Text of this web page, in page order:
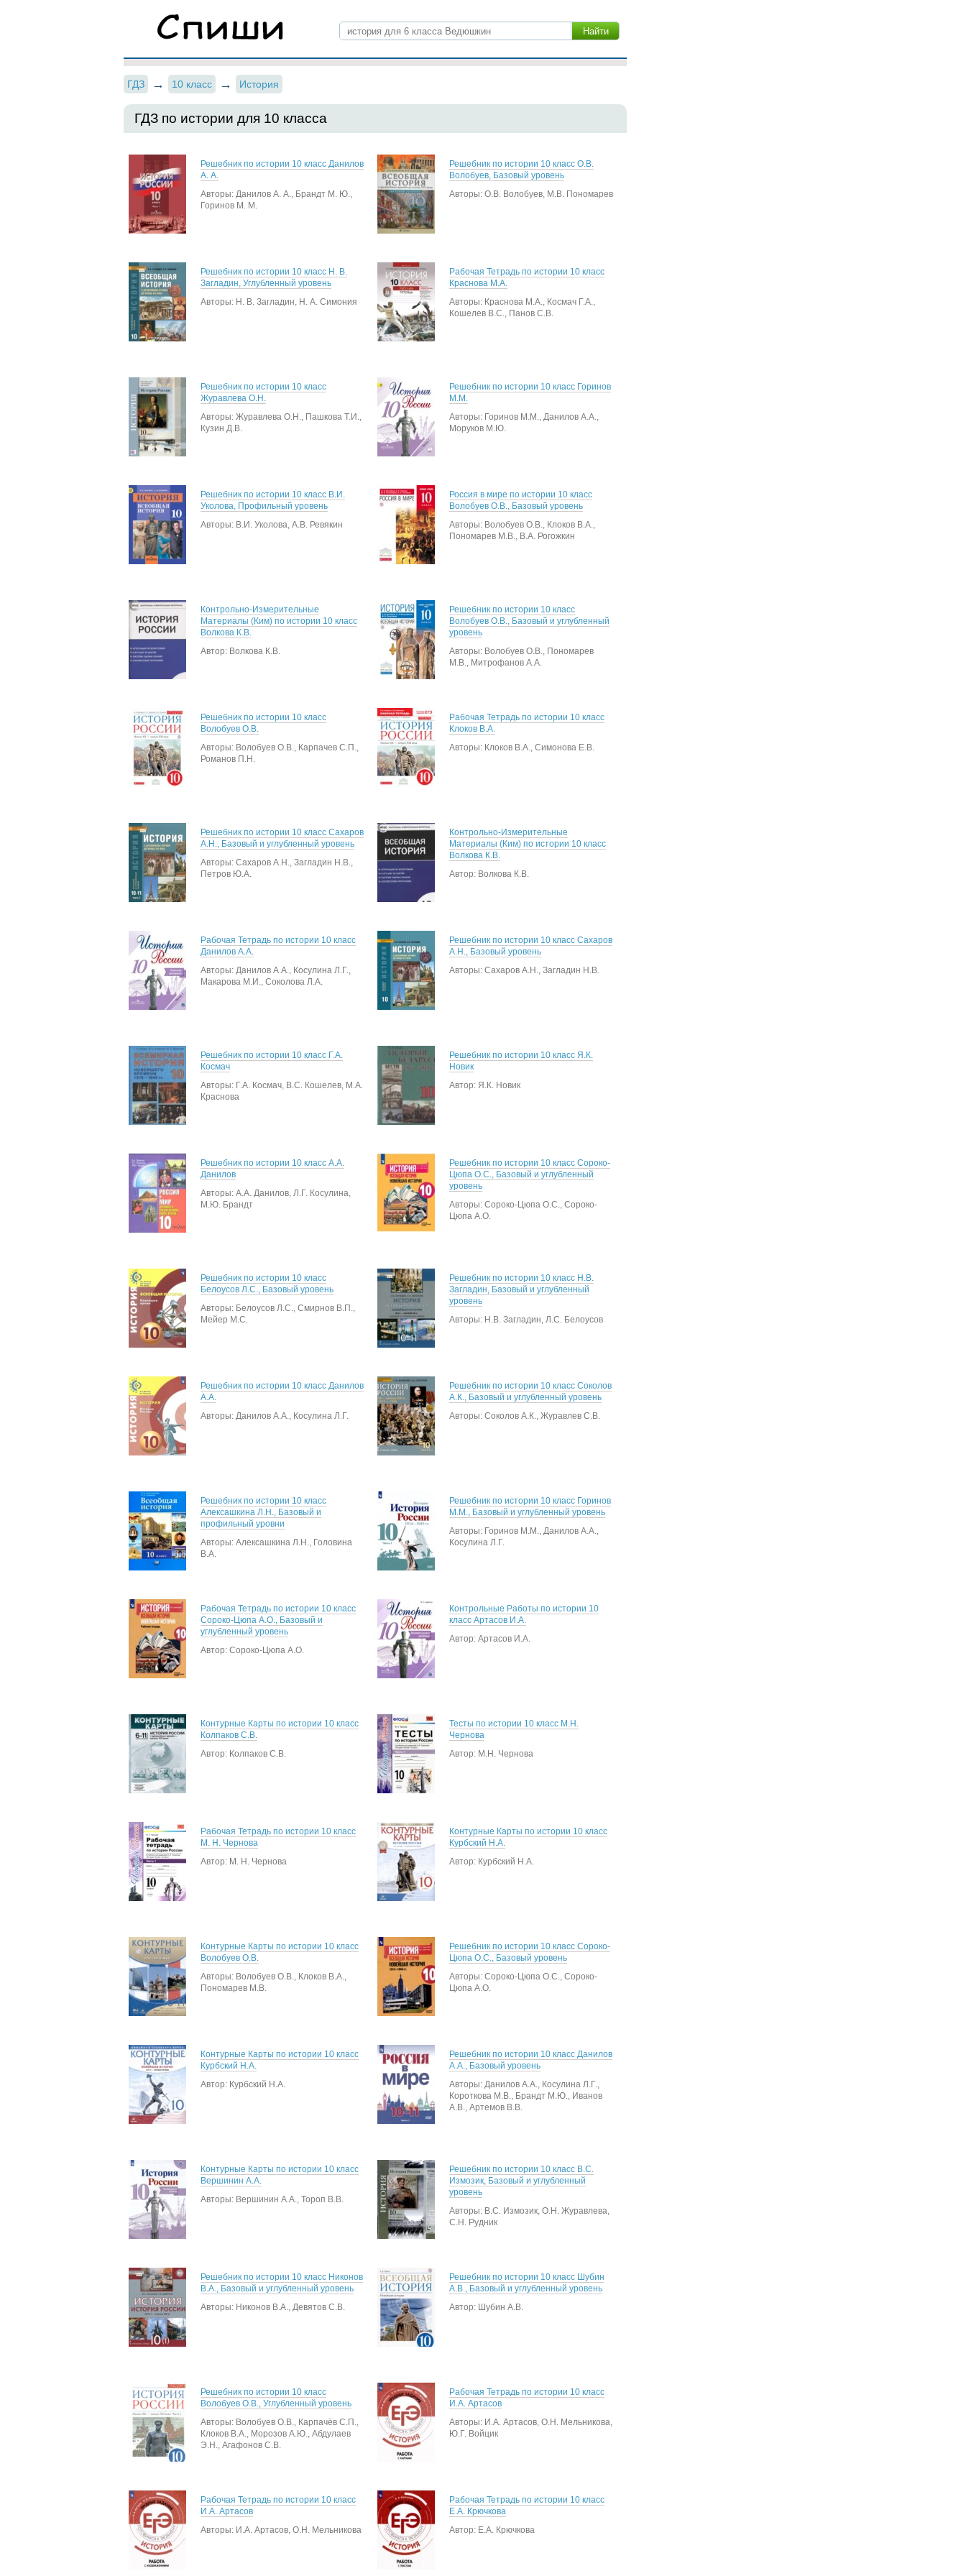
ГДЗ 10 класс История
ГДЗ по истории для 10 класса
Решебник по истории 10 класс Данилов
А. А.
Авторы: Данилов А. А., Брандт М. Ю.,
Горинов М. М.
Решебник по истории 10 класс О.В.
Волобуев, Базовый уровень
Авторы: О.В. Волобуев, М.В. Пономарев
Решебник по истории 10 класс Н. В.
Загладин, Углубленный уровень
Авторы: Н. В. Загладин, Н. А. Симония
Рабочая Тетрадь по истории 10 класс
Краснова М.А.
Авторы: Краснова М.А., Космач Г.А.,
Кошелев В.С., Панов С.В.
Решебник по истории 10 класс
Журавлева О.Н.
Авторы: Журавлева О.Н., Пашкова Т.И.,
Кузин Д.В.
Решебник по истории 10 класс Горинов
М.М.
Авторы: Горинов М.М., Данилов А.А.,
Моруков М.Ю.
Решебник по истории 10 класс В.И.
Уколова, Профильный уровень
Авторы: В.И. Уколова, А.В. Ревякин
Россия в мире по истории 10 класс
Волобуев О.В., Базовый уровень
Авторы: Волобуев О.В., Клоков В.А.,
Пономарев М.В., В.А. Рогожкин
Контрольно-Измерительные
Материалы (Ким) по истории 10 класс
Волкова К.В.
Автор: Волкова К.В.
Решебник по истории 10 класс
Волобуев О.В., Базовый и углубленный
уровень
Авторы: Волобуев О.В., Пономарев
М.В., Митрофанов А.А.
Решебник по истории 10 класс
Волобуев О.В.
Авторы: Волобуев О.В., Карпачев С.П.,
Романов П.Н.
Рабочая Тетрадь по истории 10 класс
Клоков В.А.
Авторы: Клоков В.А., Симонова Е.В.
Решебник по истории 10 класс Сахаров
А.Н., Базовый и углубленный уровень
Авторы: Сахаров А.Н., Загладин Н.В.,
Петров Ю.А.
Контрольно-Измерительные
Материалы (Ким) по истории 10 класс
Волкова К.В.
Автор: Волкова К.В.
Рабочая Тетрадь по истории 10 класс
Данилов А.А.
Авторы: Данилов А.А., Косулина Л.Г.,
Макарова М.И., Соколова Л.А.
Решебник по истории 10 класс Сахаров
А.Н., Базовый уровень
Авторы: Сахаров А.Н., Загладин Н.В.
Решебник по истории 10 класс Г.А.
Космач
Авторы: Г.А. Космач, В.С. Кошелев, М.А.
Краснова
Решебник по истории 10 класс Я.К.
Новик
Автор: Я.К. Новик
Решебник по истории 10 класс А.А.
Данилов
Авторы: А.А. Данилов, Л.Г. Косулина,
М.Ю. Брандт
Решебник по истории 10 класс Сороко-
Цюпа О.С., Базовый и углубленный
уровень
Авторы: Сороко-Цюпа О.С., Сороко-
Цюпа А.О.
Решебник по истории 10 класс
Белоусов Л.С., Базовый уровень
Авторы: Белоусов Л.С., Смирнов В.П.,
Мейер М.С.
Решебник по истории 10 класс Н.В.
Загладин, Базовый и углубленный
уровень
Авторы: Н.В. Загладин, Л.С. Белоусов
Решебник по истории 10 класс Данилов
А.А.
Авторы: Данилов А.А., Косулина Л.Г.
Решебник по истории 10 класс Соколов
А.К., Базовый и углубленный уровень
Авторы: Соколов А.К., Журавлев С.В.
Решебник по истории 10 класс
Алексашкина Л.Н., Базовый и
профильный уровни
Авторы: Алексашкина Л.Н., Головина
В.А.
Решебник по истории 10 класс Горинов
М.М., Базовый и углубленный уровень
Авторы: Горинов М.М., Данилов А.А.,
Косулина Л.Г.
Рабочая Тетрадь по истории 10 класс
Сороко-Цюпа А.О., Базовый и
углубленный уровень
Автор: Сороко-Цюпа А.О.
Контрольные Работы по истории 10
класс Артасов И.А.
Автор: Артасов И.А.
Контурные Карты по истории 10 класс
Колпаков С.В.
Автор: Колпаков С.В.
Тесты по истории 10 класс М.Н.
Чернова
Автор: М.Н. Чернова
Рабочая Тетрадь по истории 10 класс
М. Н. Чернова
Автор: М. Н. Чернова
Контурные Карты по истории 10 класс
Курбский Н.А.
Автор: Курбский Н.А.
Контурные Карты по истории 10 класс
Волобуев О.В.
Авторы: Волобуев О.В., Клоков В.А.,
Пономарев М.В.
Решебник по истории 10 класс Сороко-
Цюпа О.С., Базовый уровень
Авторы: Сороко-Цюпа О.С., Сороко-
Цюпа А.О.
Контурные Карты по истории 10 класс
Курбский Н.А.
Автор: Курбский Н.А.
Решебник по истории 10 класс Данилов
А.А., Базовый уровень
Авторы: Данилов А.А., Косулина Л.Г.,
Короткова М.В., Брандт М.Ю., Иванов
А.В., Артемов В.В.
Контурные Карты по истории 10 класс
Вершинин А.А.
Авторы: Вершинин А.А., Тороп В.В.
Решебник по истории 10 класс В.С.
Измозик, Базовый и углубленный
уровень
Авторы: В.С. Измозик, О.Н. Журавлева,
С.Н. Рудник
Решебник по истории 10 класс Никонов
В.А., Базовый и углубленный уровень
Авторы: Никонов В.А., Девятов С.В.
Решебник по истории 10 класс Шубин
А.В., Базовый и углубленный уровень
Автор: Шубин А.В.
Решебник по истории 10 класс
Волобуев О.В., Углубленный уровень
Авторы: Волобуев О.В., Карпачёв С.П.,
Клоков В.А., Морозов А.Ю., Абдулаев
Э.Н., Агафонов С.В.
Рабочая Тетрадь по истории 10 класс
И.А. Артасов
Авторы: И.А. Артасов, О.Н. Мельникова,
Ю.Г. Войцик
Рабочая Тетрадь по истории 10 класс
И.А. Артасов
Авторы: И.А. Артасов, О.Н. Мельникова
Рабочая Тетрадь по истории 10 класс
Е.А. Крючкова
Автор: Е.А. Крючкова